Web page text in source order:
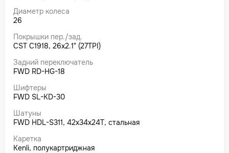
Диаметр колеса
26
Покрышки пер./зад.
CST C1918, 26x2.1" (27TPI)
Задний переключатель
FWD RD-HG-18
Шифтеры
FWD SL-KD-30
Шатуны
FWD HDL-S311, 42x34x24T, стальная
Каретка
Kenli, полукартриджная